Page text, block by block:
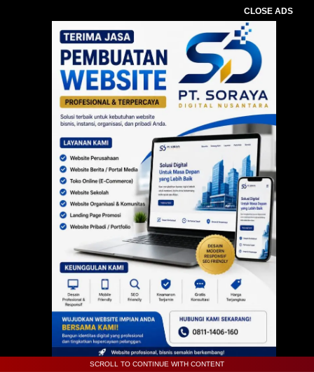
CLOSE ADS
SCROLL TO CONTINUE WITH CONTENT